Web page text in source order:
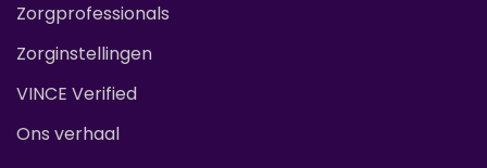
Zorgprofessionals
Zorginstellingen
VINCE Verified
Ons verhaal